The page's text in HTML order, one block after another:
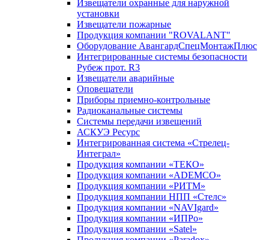
Извещатели охранные для наружной
установки
Извещатели пожарные
Продукция компании "ROVALANT"
Оборудование АвангардСпецМонтажПлюс
Интегрированные системы безопасности
Рубеж прот. R3
Извещатели аварийные
Оповещатели
Приборы приемно-контрольные
Радиоканальные системы
Системы передачи извещений
АСКУЭ Ресурс
Интегрированная система «Стрелец-
Интеграл»
Продукция компании «ТЕКО»
Продукция компании «ADEMCO»
Продукция компании «РИТМ»
Продукция компании НПП «Стелс»
Продукция компании «NAVIgard»
Продукция компании «ИПРо»
Продукция компании «Satel»